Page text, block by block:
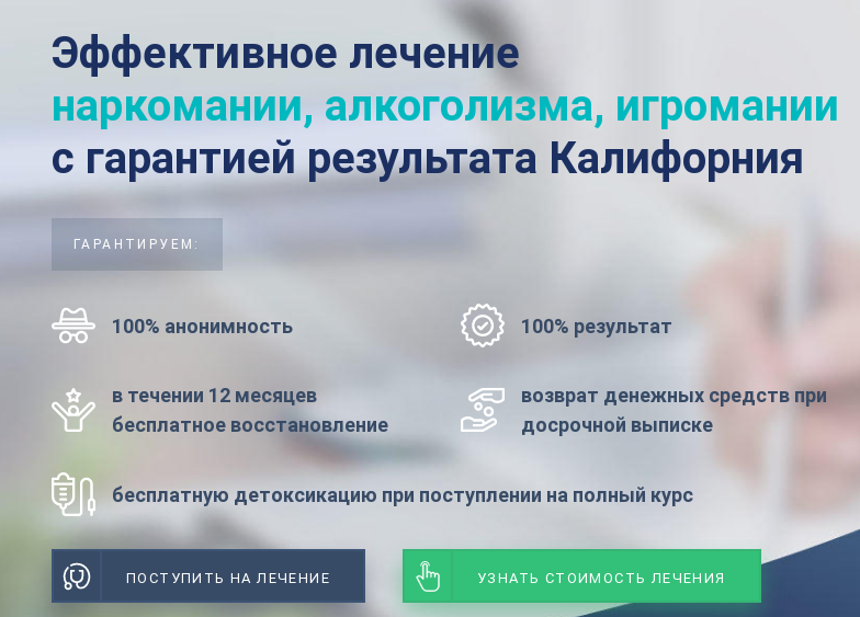
Эффективное лечение
наркомании, алкоголизма, игромании
с гарантией результата Калифорния
ГАРАНТИРУЕМ:
100% анонимность 100% результат
в течении 12 месяцев
бесплатное восстановление
возврат денежных средств при
досрочной выписке
бесплатную детоксикацию при поступлении на полный курс
ПОСТУПИТЬ НА ЛЕЧЕНИЕ УЗНАТЬ СТОИМОСТЬ ЛЕЧЕНИЯ